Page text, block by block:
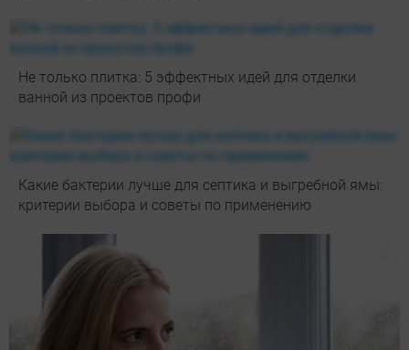
Не только плитка: 5 эффектных идей для отделки
ванной из проектов профи
Какие бактерии лучше для септика и выгребной ямы:
критерии выбора и советы по применению